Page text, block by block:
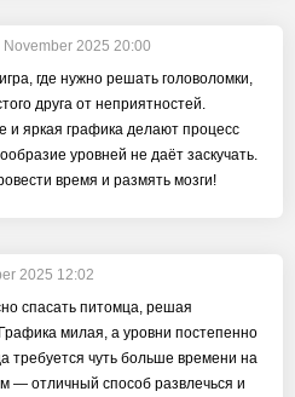
November 2025 20:00
где нужно решать головоломки,
друга от неприятностей.
и яркая графика делают процесс
уровней не даёт заскучать.
время и размять мозги!
2025 12:02
спасать питомца, решая
милая, а уровни постепенно
требуется чуть больше времени на
— отличный способ развлечься и